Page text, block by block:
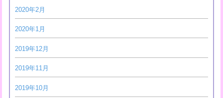
2020年2月
2020年1月
2019年12月
2019年11月
2019年10月